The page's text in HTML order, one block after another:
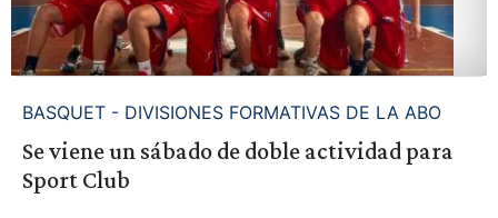
BASQUET - DIVISIONES FORMATIVAS DE LA ABO
Se viene un sábado de doble actividad para
Sport Club